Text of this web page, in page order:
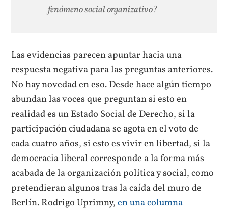
fenómeno social organizativo?
Las evidencias parecen apuntar hacia una
respuesta negativa para las preguntas anteriores.
No hay novedad en eso. Desde hace algún tiempo
abundan las voces que preguntan si esto en
realidad es un Estado Social de Derecho, si la
participación ciudadana se agota en el voto de
cada cuatro años, si esto es vivir en libertad, si la
democracia liberal corresponde a la forma más
acabada de la organización política y social, como
pretendieran algunos tras la caída del muro de
Berlín. Rodrigo Uprimny,en una columna